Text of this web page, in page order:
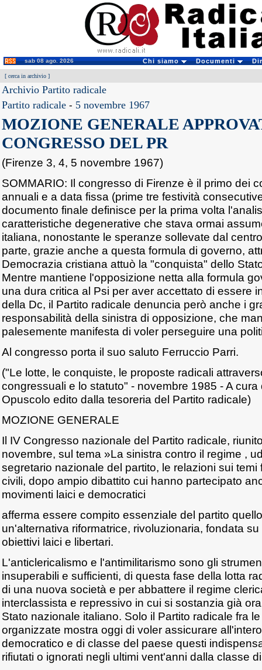
sab 08 ago. 2026 Chi siamo Documenti
[ cerca in archivio ]
Archivio Partito radicale
Partito radicale - 5 novembre 1967
MOZIONE GENERALE
CONGRESSO DEL PR
(Firenze 3, 4, 5 novembre 1967)
SOMMARIO: Il congresso di Firenze è il primo dei
annuali e a data fissa (prime tre festività
documento finale definisce per la prima volta
caratteristiche degenerative che stava ormai
italiana, nonostante le speranze sollevate dal
parte, grazie anche a questa formula di governo,
Democrazia cristiana attuò la "conquista" dello
Mentre mantiene l'opposizione netta alla formula
una dura critica al Psi per aver accettato di essere
della Dc, il Partito radicale denuncia però anche i
responsabilità della sinistra di opposizione, che
palesemente manifesta di voler perseguire una
Al congresso porta il suo saluto Ferruccio Parri.
("Le lotte, le conquiste, le proposte radicali
congressuali e lo statuto" - novembre 1985 - A cura
Opuscolo edito dalla tesoreria del Partito radicale)
MOZIONE GENERALE
Il IV Congresso nazionale del Partito radicale,
novembre, sul tema »La sinistra contro il regime ,
segretario nazionale del partito, le relazioni sui temi
civili, dopo ampio dibattito cui hanno partecipato
movimenti laici e democratici
afferma essere compito essenziale del partito
un'alternativa riformatrice, rivoluzionaria, fondata
obiettivi laici e libertari.
L'anticlericalismo e l'antimilitarismo sono gli
insuperabili e sufficienti, di questa fase della lotta
di una nuova società e per abbattere il regime
interclassista e repressivo in cui si sostanzia già
Stato nazionale italiano. Solo il Partito radicale fra
organizzate mostra oggi di voler assicurare
democratico e di classe del paese questi
rifiutati o ignorati negli ultimi vent'anni dalla classe